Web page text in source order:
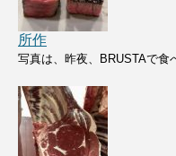
所作
写真は、昨夜、BRUSTAで食